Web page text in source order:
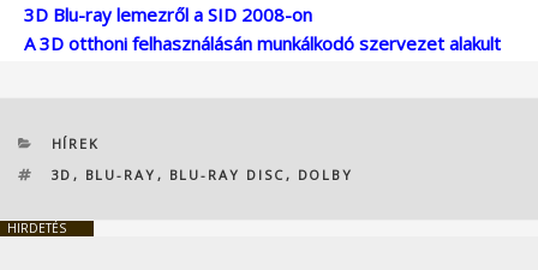
3D Blu-ray lemezről a SID 2008-on
A 3D otthoni felhasználásán munkálkodó szervezet alakult
KATEGÓRIÁK
HÍREK
CÍMKÉK
3D , BLU-RAY , BLU-RAY DISC , DOLBY
HIRDETÉS